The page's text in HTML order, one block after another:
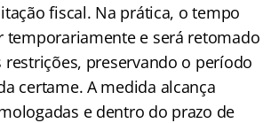
fiscal. Na prática, o tempo
temporariamente e será retomado
preservando o período
certame. A medida alcança
e dentro do prazo de